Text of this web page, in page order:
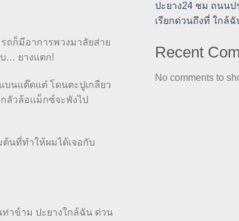
ถก็มีอาการพวงมาลัยส่าย
บ… ยางแตก!
บนแต๊ดแต๋ โดนตะปูเกลียว
ลัวล้อแม็กซ์จะพังไป
นที่ทำให้ผมได้เจอกับ
าข้าม ปะยางใกล้ฉัน ด่วน
ปะยาง24 ชม ถนนป
เรียกด่วนถึงที่ ใกล้ฉั
Recent
No comments to